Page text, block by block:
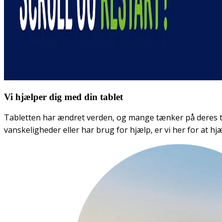
Vi hjælper dig med din tablet
Tabletten har ændret verden, og mange tænker på deres
vanskeligheder eller har brug for hjælp, er vi her for at